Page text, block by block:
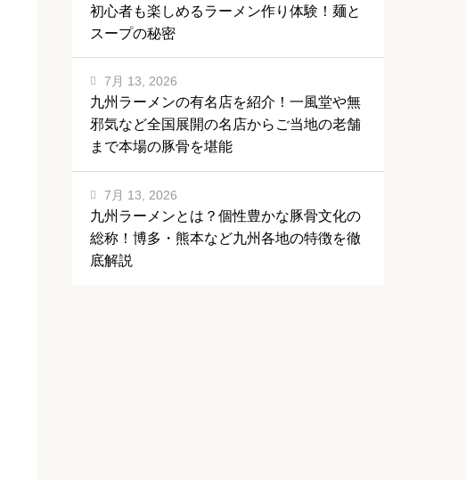
初心者も楽しめるラーメン作り体験！麺と
スープの秘密
九州ラーメンの有名店を紹介！一風堂や無
邪気など全国展開の名店からご当地の老舗
まで本場の豚骨を堪能
7月 13, 2026
九州ラーメンとは？個性豊かな豚骨文化の
総称！博多・熊本など九州各地の特徴を徹
底解説
7月 13, 2026